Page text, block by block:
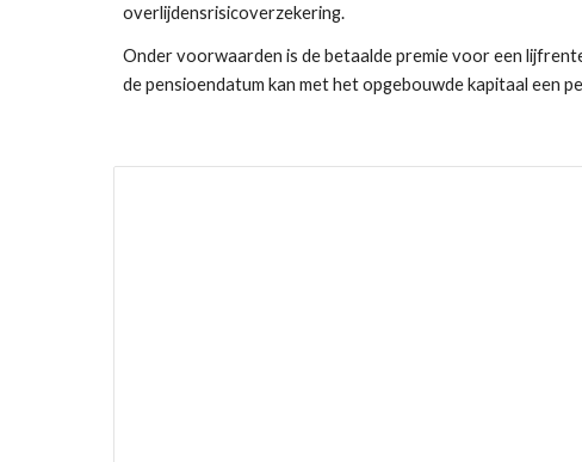
overlijdensrisicoverzekering.
Onder voorwaarden is de betaalde premie voor een
de pensioendatum kan met het opgebouwde kapitaal een